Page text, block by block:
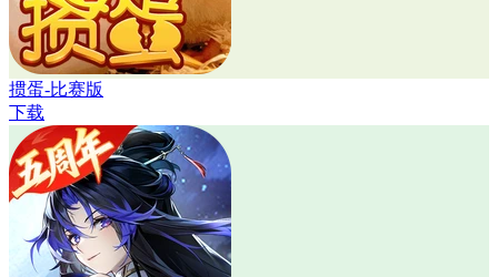
掼蛋-比赛版
下载